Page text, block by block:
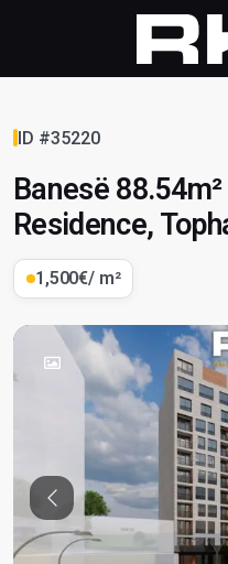
ID #35220
Banesë
Residence,
1,500€/ m²
Previous